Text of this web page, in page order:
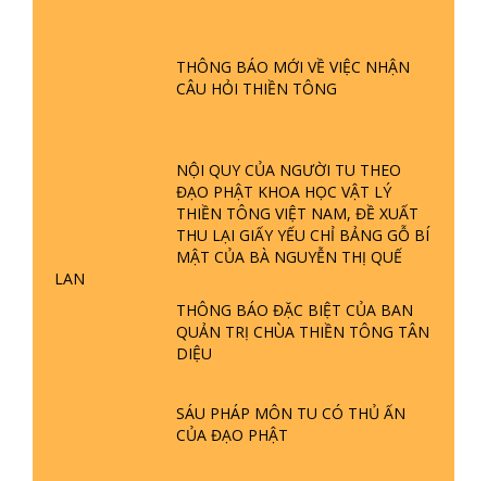
THÔNG BÁO MỚI VỀ VIỆC NHẬN
CÂU HỎI THIỀN TÔNG
NỘI QUY CỦA NGƯỜI TU THEO
ĐẠO PHẬT KHOA HỌC VẬT LÝ
THIỀN TÔNG VIỆT NAM, ĐỀ XUẤT
THU LẠI GIẤY YẾU CHỈ BẢNG GỖ BÍ
MẬT CỦA BÀ NGUYỄN THỊ QUẾ
LAN
THÔNG BÁO ĐẶC BIỆT CỦA BAN
QUẢN TRỊ CHÙA THIỀN TÔNG TÂN
DIỆU
SÁU PHÁP MÔN TU CÓ THỦ ẤN
CỦA ĐẠO PHẬT
ĐƯỢC HÌNH THÀNH NHƯ THẾ NÀO?
PHẬT GIỚI CÓ THỜI GIAN KHÔNG? |
ĐÀNG Ở ĐÂU? ĐỊA NGỤC Ở ĐÂU?
ĐỨC CHÚA TRỜI LÀ AI? QUỶ SA
TĂNG? | TTTD
GIẢI ĐÁP THIỀN TÔNG ĐẶC BIỆT P22
- LŨ LỤT - HỎA HOẠN | TTTD
GIẢI ĐÁP THIỀN TÔNG ĐẶC BIỆT P21
BƯỚC TRÊN HOA SEN ? | TTTD